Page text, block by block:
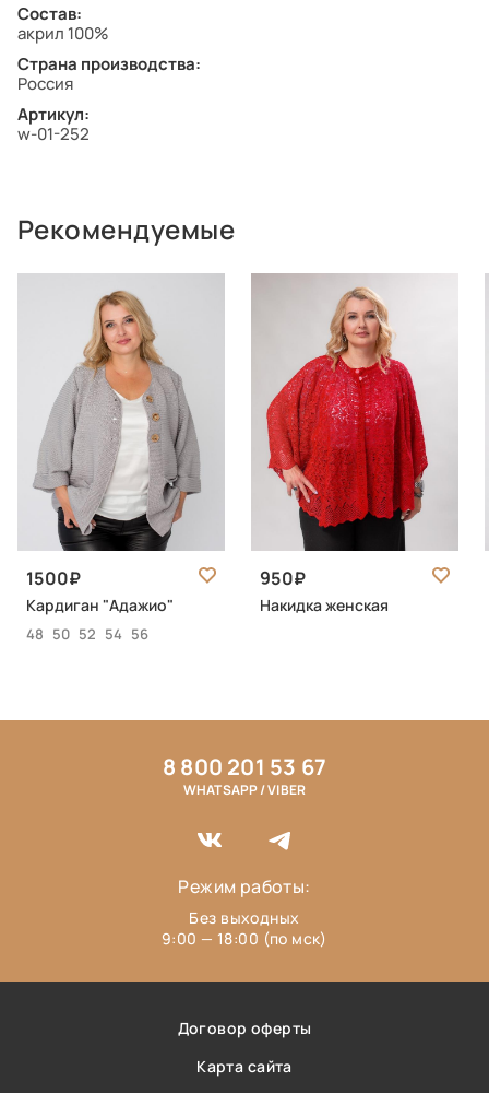
Состав:
акрил 100%
Страна производства:
Россия
Артикул:
w-01-252
Рекомендуемые
1500
Кардиган "Адажио"
48 50 52 54 56
950
Накидка женская
Договор оферты
Карта сайта
8 800 201 53 67
WHATSAPP / VIBER
Режим работы:
Без выходных
9:00 — 18:00 (по мск)